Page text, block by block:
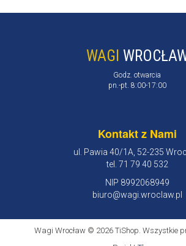
WAGI
Godz. otwarcia
pn.-pt. 8:00-17:00
Kontakt z Nami
ul. Pawia 40/1A, 52-235
tel. 71 79 40 532
NIP 8992068949
biuro@wagi.wroclaw.pl
Wagi Wrocław © 2026 TiShop. Wszystkie